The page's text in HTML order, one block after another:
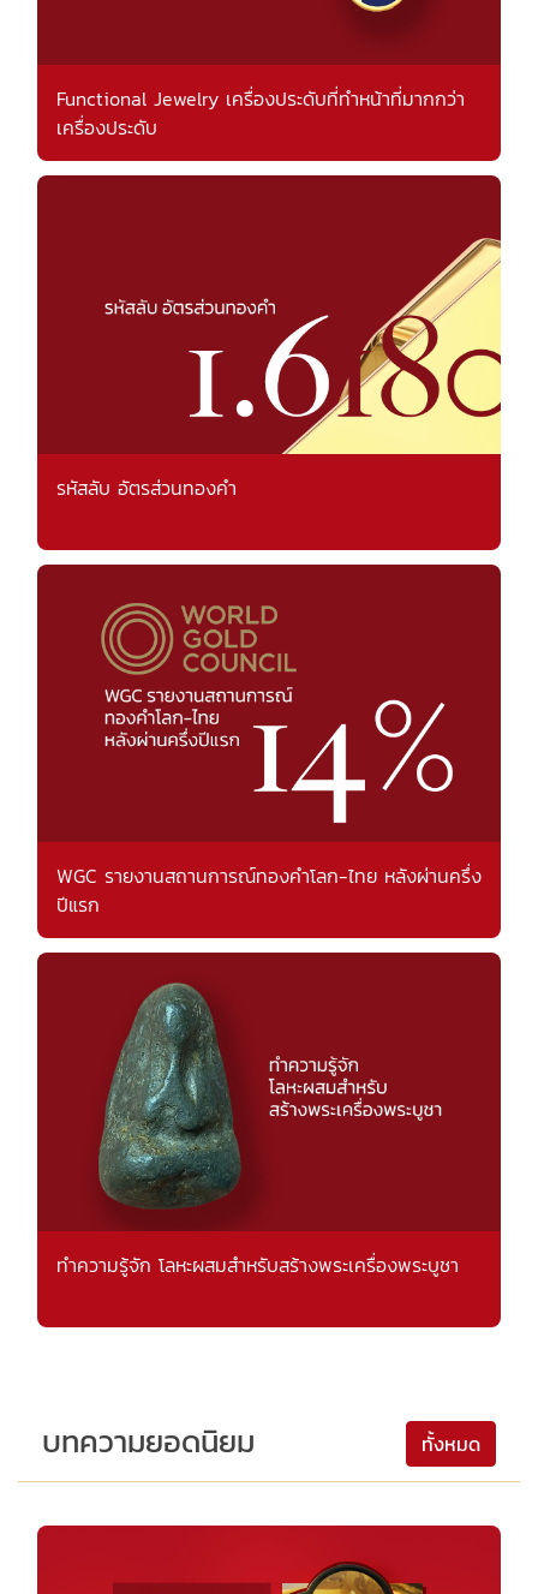
Functional Jewelry เครื่องประดับที่ทำหน้าที่มากกว่า
เครื่องประดับ
รหัสลับ อัตรส่วนทองคำ
WGC รายงานสถานการณ์ทองคำโลก-ไทย หลังผ่านครึ่ง
ปีแรก
ทำความรู้จัก โลหะผสมสำหรับสร้างพระเครื่องพระบูชา
บทความยอดนิยม ทั้งหมด